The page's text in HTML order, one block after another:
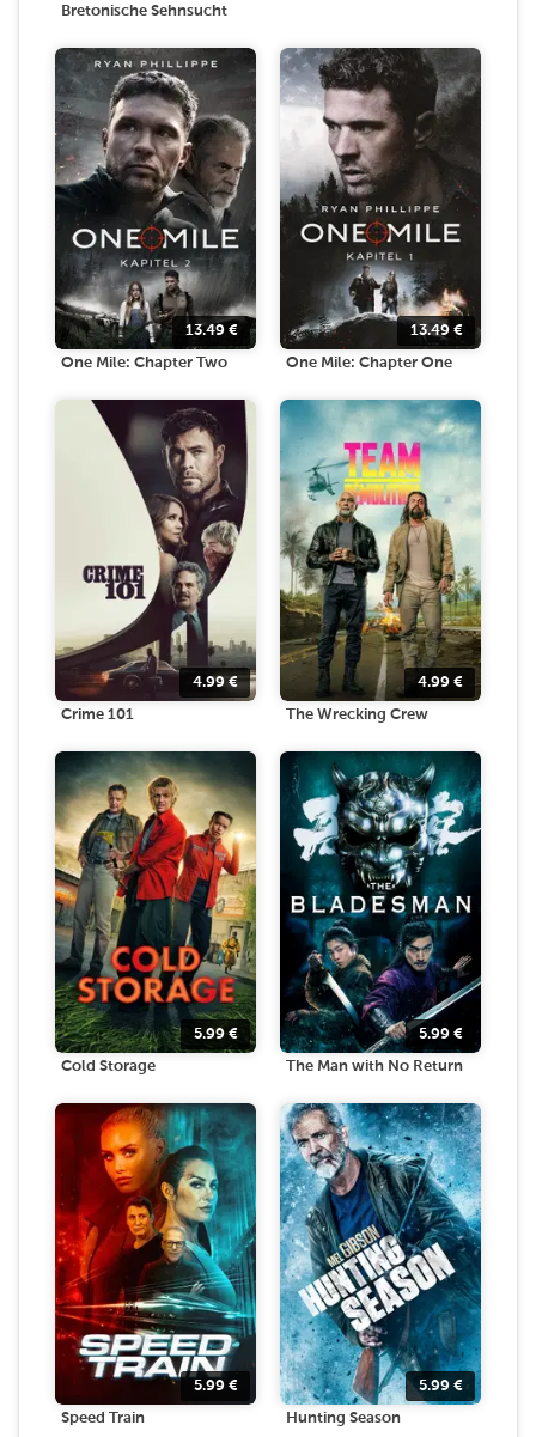
Bretonische Sehnsucht
13.49 €
One Mile: Chapter Two
13.49 €
One Mile: Chapter One
4.99€
Crime 101
4.99 €
The Wrecking Crew
5.99 €
Cold Storage
5.99 €
The Man with No Return
5.99 €
Speed Train
5.99 €
Hunting Season